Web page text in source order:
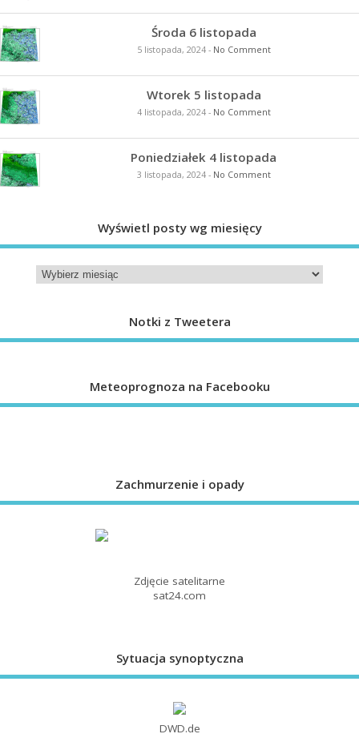
Środa 6 listopada
5 listopada, 2024- No Comment
Wtorek 5 listopada
4 listopada, 2024- No Comment
Poniedziałek 4 listopada
3 listopada, 2024- No Comment
Wyświetl posty wg miesięcy
Notki z Tweetera
Meteoprognoza na Facebooku
Zachmurzenie i opady
Zdjęcie satelitarne
sat24.com
Sytuacja synoptyczna
DWD.de